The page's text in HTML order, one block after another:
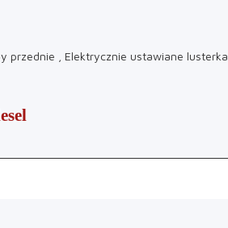
przednie , Elektrycznie ustawiane lusterka